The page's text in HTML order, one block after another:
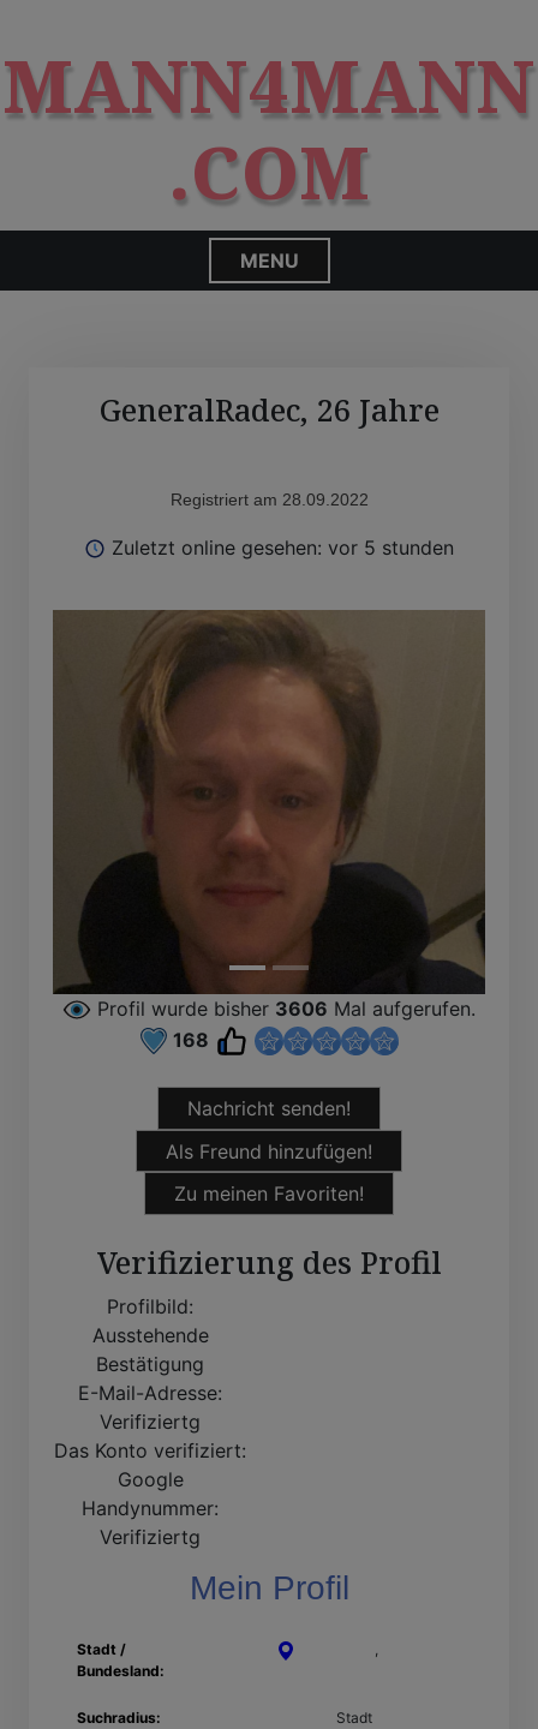
i
p
o
c
n
t
MANN4MANN
.COM
MENU
GeneralRadec, 26 Jahre
Registriert am 28.09.2022
Zuletzt online gesehen: vor 5 stunden
Profil wurde bisher 3606 Mal aufgerufen.
168
Nachricht senden!
Als Freund hinzufügen!
Zu meinen Favoriten!
Verifizierung des Profil
Profilbild:
Ausstehende
Bestätigung
E-Mail-Adresse:
Verifiziertg
Das Konto verifiziert:
Google
Handynummer:
Verifiziertg
Mein Profil
Stadt /
Bundesland:
,
Suchradius: Stadt